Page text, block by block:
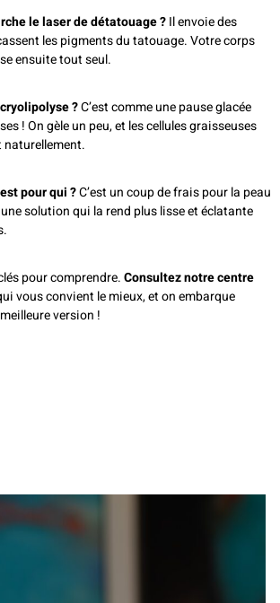
le laser de détatouage ?Il envoie des
les pigments du tatouage. Votre corps
ensuite tout seul.
?C’est comme une pause glacée
! On gèle un peu, et les cellules graisseuses
pour qui ?C’est un coup de frais pour la peau
solution qui la rend plus lisse et éclatante
pour comprendre.Consultez notre centre
vous convient le mieux, et on embarque
version !